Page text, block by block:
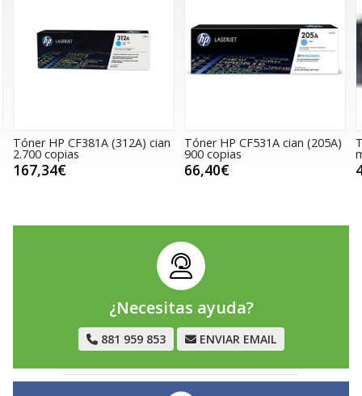
Tóner HP CF531A cian (205A)
900 copias
66,40€
Tóner HP W2123X (212X)
magenta 10.000 copias
422,63€
¿Necesitas ayuda?
881 959 853 ENVIAR EMAIL